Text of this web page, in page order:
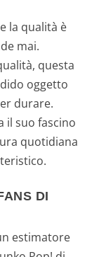
la qualità è
mai.
questa
oggetto
durare.
il suo fascino
quotidiana
DI
estimatore